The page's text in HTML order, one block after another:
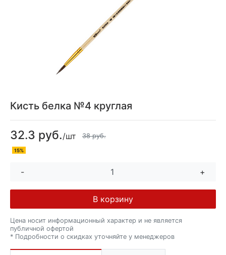
Кисть белка №4 круглая
32.3 руб./шт 38 руб.
15%
- +
В корзину
Цена носит информационный характер и не является
публичной офертой
* Подробности о скидках уточняйте у менеджеров